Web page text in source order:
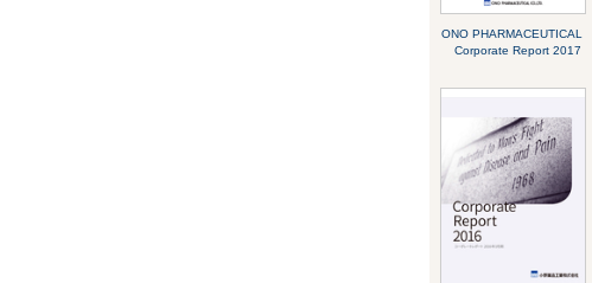
ONO PHARMACEUTICAL
Corporate Report 2017